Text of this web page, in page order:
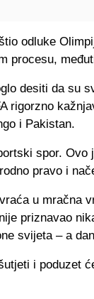
odluke
procesu,
desiti da su
rigorzno
i Pakistan.
spor.
pravo i
u mračna
priznavao
svijeta – a
i poduzet